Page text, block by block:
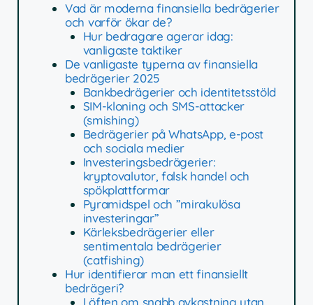
Vad är moderna finansiella bedrägerier
och varför ökar de?
Hur bedragare agerar idag:
vanligaste taktiker
De vanligaste typerna av finansiella
bedrägerier 2025
Bankbedrägerier och identitetsstöld
SIM-kloning och SMS-attacker
(smishing)
Bedrägerier på WhatsApp, e-post
och sociala medier
Investeringsbedrägerier:
kryptovalutor, falsk handel och
spökplattformar
Pyramidspel och ”mirakulösa
investeringar”
Kärleksbedrägerier eller
sentimentala bedrägerier
(catfishing)
Hur identifierar man ett finansiellt
bedrägeri?